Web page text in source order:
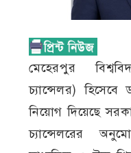
মেহেরপুর
চ্যান্সেলর)
নিয়োগ দিয়েছে
চ্যান্সেলরের